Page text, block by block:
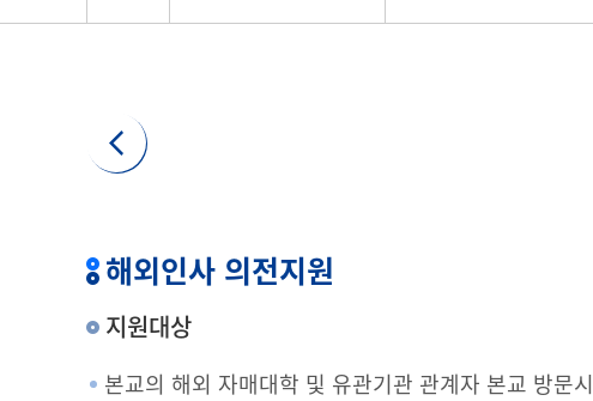
해외인사 의전지원
지원대상
본교의 해외 자매대학 및 유관기관 관계자 본교 방문시